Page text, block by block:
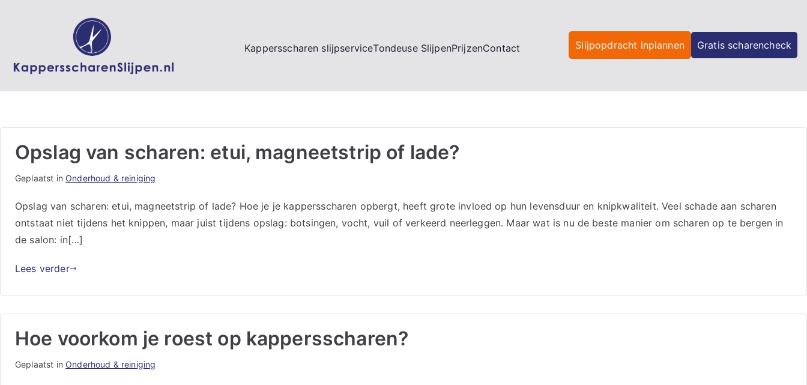
Kappersscharen slijpserviceTondeuse SlijpenPrijzenContact Slijpopdracht inplannen Gratis scharencheck
Opslag van scharen: etui, magneetstrip of lade?
Geplaatst in Onderhoud & reiniging
Opslag van scharen: etui, magneetstrip of lade? Hoe je je kappersscharen opbergt, heeft grote invloed op hun levensduur en knipkwaliteit. Veel schade aan scharen
ontstaat niet tijdens het knippen, maar juist tijdens opslag: botsingen, vocht, vuil of verkeerd neerleggen. Maar wat is nu de beste manier om scharen op te bergen in
de salon: in[…]
Lees verder
Hoe voorkom je roest op kappersscharen?
Geplaatst in Onderhoud & reiniging